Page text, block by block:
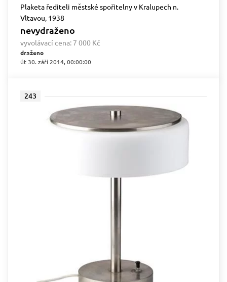
Plaketa řediteli městské spořitelny v Kralupech n.
Vltavou, 1938
nevydraženo
vyvolávací cena: 7 000 Kč
draženo
út 30. září 2014, 00:00:00
243